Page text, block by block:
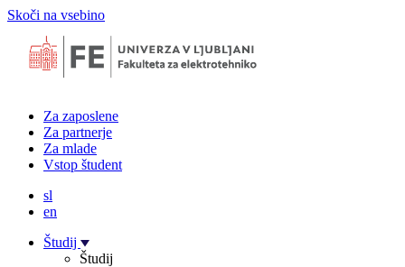
Skoči na vsebino
Za zaposlene
Za partnerje
Za mlade
Vstop študent
sl
en
Študij
Študij